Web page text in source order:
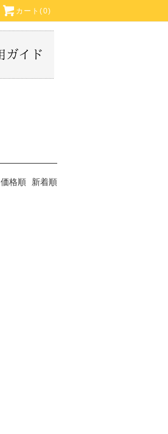
カート(0)
価格順 新着順